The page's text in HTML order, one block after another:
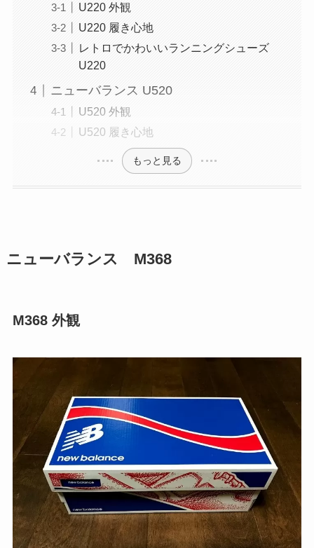
U220 外観
U220 履き心地
レトロでかわいいランニングシューズ
U220
ニューバランス U520
U520 外観
U520 履き心地
もっと見る
ニューバランス M368
M368 外観